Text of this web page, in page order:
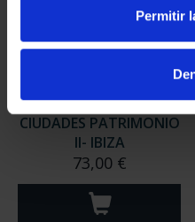
Permitir
CIUDADES PATRIMONIO
II- IBIZA
73,00 €